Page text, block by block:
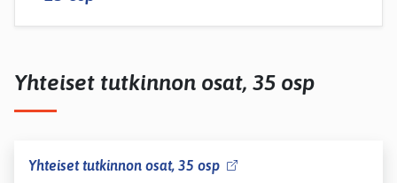
Yhteiset tutkinnon osat, 35 osp
Yhteiset tutkinnon osat, 35 osp